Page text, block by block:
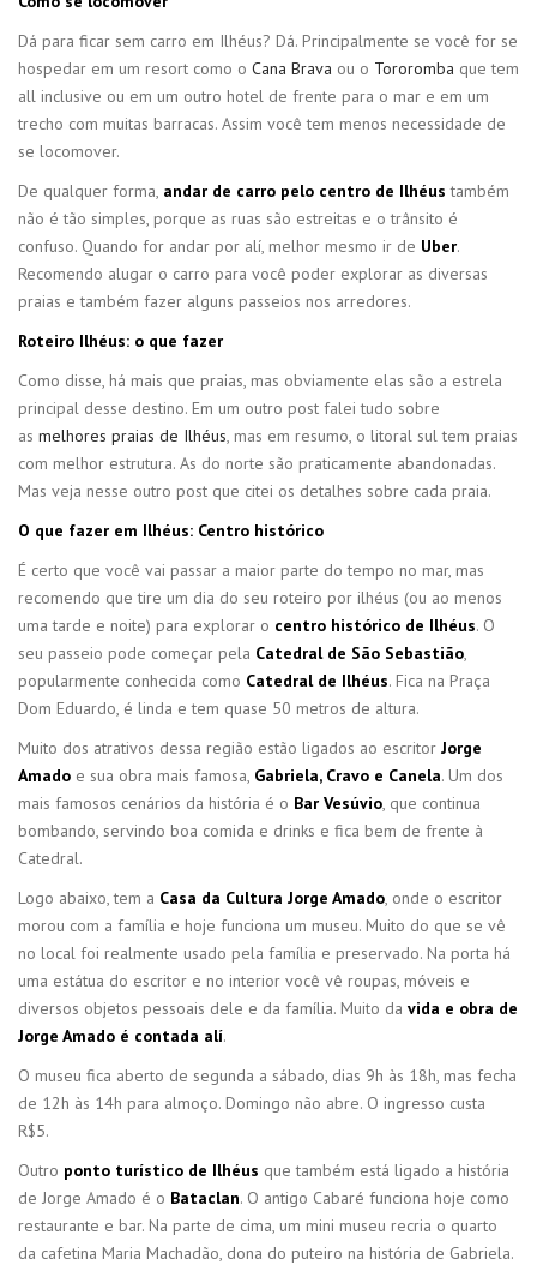
Dá para ficar sem carro em Ilhéus? Dá. Principalmente se você for se
hospedar em um resort como o Cana Brava ou o Tororomba que tem
all inclusive ou em um outro hotel de frente para o mar e em um
trecho com muitas barracas. Assim você tem menos necessidade de
se locomover.
De qualquer forma, andar de carro pelo centro de Ilhéus também
não é tão simples, porque as ruas são estreitas e o trânsito é
confuso. Quando for andar por alí, melhor mesmo ir de Uber.
Recomendo alugar o carro para você poder explorar as diversas
praias e também fazer alguns passeios nos arredores.
Roteiro Ilhéus: o que fazer
Como disse, há mais que praias, mas obviamente elas são a estrela
principal desse destino. Em um outro post falei tudo sobre
as melhores praias de Ilhéus, mas em resumo, o litoral sul tem praias
com melhor estrutura. As do norte são praticamente abandonadas.
Mas veja nesse outro post que citei os detalhes sobre cada praia.
O que fazer em Ilhéus: Centro histórico
É certo que você vai passar a maior parte do tempo no mar, mas
recomendo que tire um dia do seu roteiro por ilhéus (ou ao menos
uma tarde e noite) para explorar o centro histórico de Ilhéus. O
seu passeio pode começar pela Catedral de São Sebastião,
popularmente conhecida como Catedral de Ilhéus. Fica na Praça
Dom Eduardo, é linda e tem quase 50 metros de altura.
Muito dos atrativos dessa região estão ligados ao escritor Jorge
Amado e sua obra mais famosa, Gabriela, Cravo e Canela. Um dos
mais famosos cenários da história é o Bar Vesúvio, que continua
bombando, servindo boa comida e drinks e fica bem de frente à
Catedral.
Logo abaixo, tem a Casa da Cultura Jorge Amado, onde o escritor
morou com a família e hoje funciona um museu. Muito do que se vê
no local foi realmente usado pela família e preservado. Na porta há
uma estátua do escritor e no interior você vê roupas, móveis e
diversos objetos pessoais dele e da família. Muito da vida e obra de
Jorge Amado é contada alí.
O museu fica aberto de segunda a sábado, dias 9h às 18h, mas fecha
de 12h às 14h para almoço. Domingo não abre. O ingresso custa
R$5.
Outro ponto turístico de Ilhéus que também está ligado a história
de Jorge Amado é o Bataclan. O antigo Cabaré funciona hoje como
restaurante e bar. Na parte de cima, um mini museu recria o quarto
da cafetina Maria Machadão, dona do puteiro na história de Gabriela.